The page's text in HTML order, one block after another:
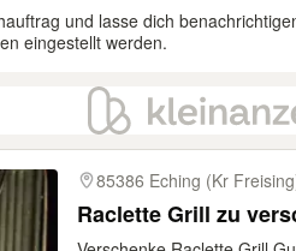
und lasse dich
eingestellt werden.
85386 Eching (Kr
Raclette Grill zu